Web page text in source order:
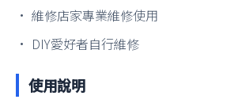
• 維修店家專業維修使用
• DIY愛好者自行維修
使用說明